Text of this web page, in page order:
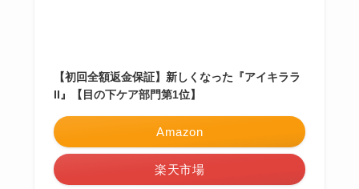
【初回全額返金保証】新しくなった『アイキララ
II』【目の下ケア部門第1位】
Amazon
楽天市場